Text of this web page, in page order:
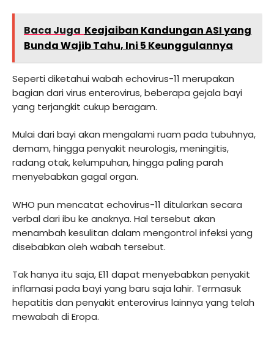
Baca Juga Keajaiban Kandungan ASI yang
Bunda Wajib Tahu, Ini 5 Keunggulannya
Seperti diketahui wabah echovirus-11 merupakan
bagian dari virus enterovirus, beberapa gejala bayi
yang terjangkit cukup beragam.
Mulai dari bayi akan mengalami ruam pada tubuhnya,
demam, hingga penyakit neurologis, meningitis,
radang otak, kelumpuhan, hingga paling parah
menyebabkan gagal organ.
WHO pun mencatat echovirus-11 ditularkan secara
verbal dari ibu ke anaknya. Hal tersebut akan
menambah kesulitan dalam mengontrol infeksi yang
disebabkan oleh wabah tersebut.
Tak hanya itu saja, E11 dapat menyebabkan penyakit
inflamasi pada bayi yang baru saja lahir. Termasuk
hepatitis dan penyakit enterovirus lainnya yang telah
mewabah di Eropa.